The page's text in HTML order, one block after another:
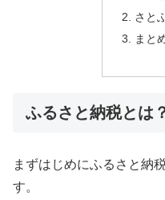
さと
まと
ふるさと納税とは
まずはじめにふるさと納
す。